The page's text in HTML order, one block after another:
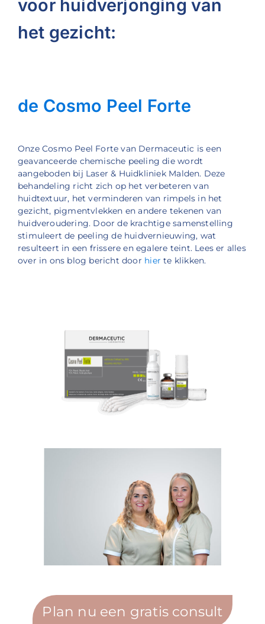
voor huidverjonging van
het gezicht:
de Cosmo Peel Forte
Onze Cosmo Peel Forte van Dermaceutic is een
geavanceerde chemische peeling die wordt
aangeboden bij Laser & Huidkliniek Malden. Deze
behandeling richt zich op het verbeteren van
huidtextuur, het verminderen van rimpels in het
gezicht, pigmentvlekken en andere tekenen van
huidveroudering. Door de krachtige samenstelling
stimuleert de peeling de huidvernieuwing, wat
resulteert in een frissere en egalere teint. Lees er alles
over in ons blog bericht door hier te klikken.
Plan nu een gratis consult